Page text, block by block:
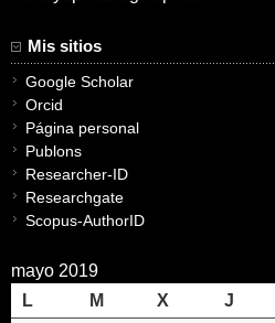
Mis sitios
Google Scholar
Orcid
Página personal
Publons
Researcher-ID
Researchgate
Scopus-AuthorID
mayo 2019
L
M X J